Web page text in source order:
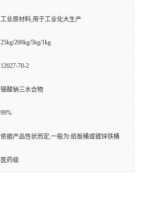
工业原材料,用于工业化大生产
25kg/200kg/5kg/1kg
12027-70-2
锡酸钠三水合物
99%
依据产品性状而定,一般为:纸板桶或镀锌铁桶
医药级